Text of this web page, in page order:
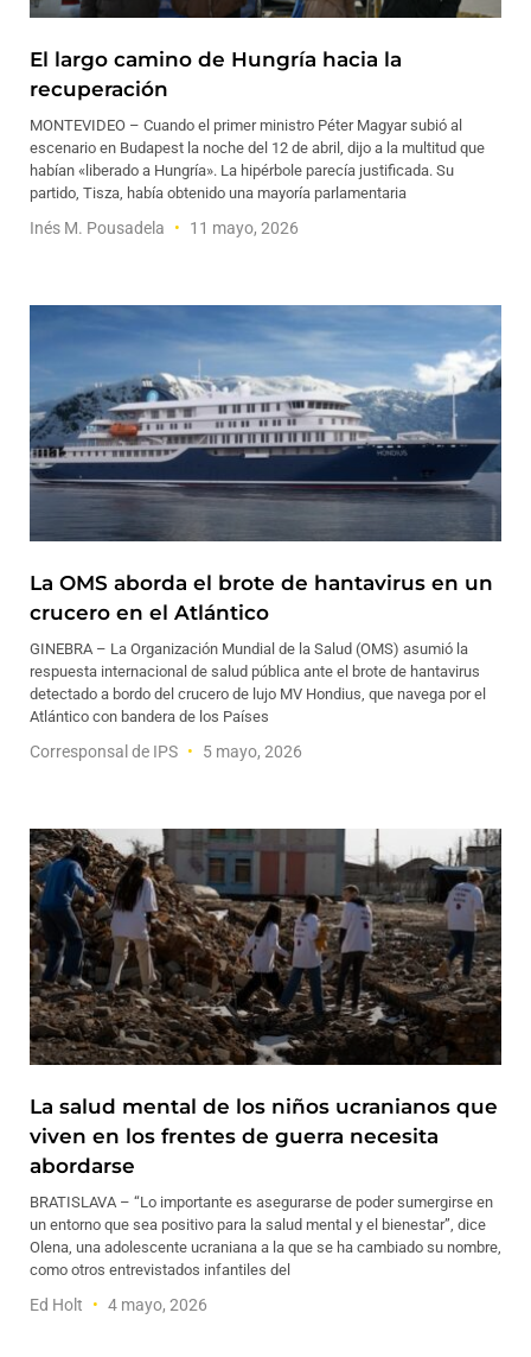
El largo camino de Hungría hacia la
recuperación
MONTEVIDEO – Cuando el primer ministro Péter Magyar subió al
escenario en Budapest la noche del 12 de abril, dijo a la multitud que
habían «liberado a Hungría». La hipérbole parecía justificada. Su
partido, Tisza, había obtenido una mayoría parlamentaria
Inés M. Pousadela 11 mayo, 2026
La OMS aborda el brote de hantavirus en un
crucero en el Atlántico
GINEBRA – La Organización Mundial de la Salud (OMS) asumió la
respuesta internacional de salud pública ante el brote de hantavirus
detectado a bordo del crucero de lujo MV Hondius, que navega por el
Atlántico con bandera de los Países
Corresponsal de IPS 5 mayo, 2026
La salud mental de los niños ucranianos que
viven en los frentes de guerra necesita
abordarse
BRATISLAVA – “Lo importante es asegurarse de poder sumergirse en
un entorno que sea positivo para la salud mental y el bienestar”, dice
Olena, una adolescente ucraniana a la que se ha cambiado su nombre,
como otros entrevistados infantiles del
Ed Holt 4 mayo, 2026